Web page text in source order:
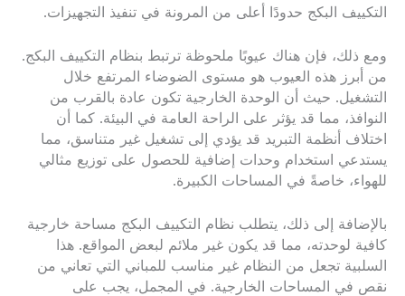
التكييف البكج حدودًا أعلى من المرونة في تنفيذ التجهيزات.
ومع ذلك، فإن هناك عيوبًا ملحوظة ترتبط بنظام التكييف البكج.
من أبرز هذه العيوب هو مستوى الضوضاء المرتفع خلال
التشغيل. حيث أن الوحدة الخارجية تكون عادة بالقرب من
النوافذ، مما قد يؤثر على الراحة العامة في البيئة. كما أن
اختلاف أنظمة التبريد قد يؤدي إلى تشغيل غير متناسق، مما
يستدعي استخدام وحدات إضافية للحصول على توزيع مثالي
للهواء، خاصةً في المساحات الكبيرة.
بالإضافة إلى ذلك، يتطلب نظام التكييف البكج مساحة خارجية
كافية لوحدته، مما قد يكون غير ملائم لبعض المواقع. هذا
السلبية تجعل من النظام غير مناسب للمباني التي تعاني من
نقص في المساحات الخارجية. في المجمل، يجب على